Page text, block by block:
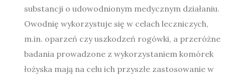
substancji o udowodnionym medycznym działaniu.
Owodnię wykorzystuje się w celach leczniczych,
m.in. oparzeń czy uszkodzeń rogówki, a przeróżne
badania prowadzone z wykorzystaniem komórek
łożyska mają na celu ich przyszłe zastosowanie w